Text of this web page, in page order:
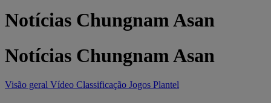
Notícias Chungnam Asan
Notícias Chungnam Asan
Visão geral Vídeo Classificação Jogos Plantel